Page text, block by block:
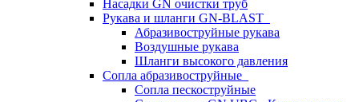
Насадки GN очистки труб
Рукава и шланги GN-BLAST
Абразивоструйные рукава
Воздушные рукава
Шланги высокого давления
Сопла абразивоструйные
Сопла пескоструйные